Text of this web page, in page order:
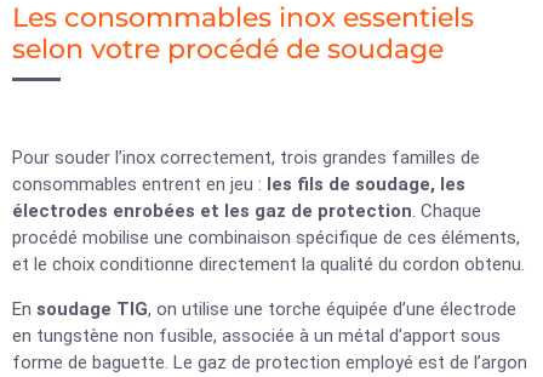
Les consommables inox essentiels
selon votre procédé de soudage
Pour souder l’inox correctement, trois grandes familles de
consommables entrent en jeu : les fils de soudage, les
électrodes enrobées et les gaz de protection. Chaque
procédé mobilise une combinaison spécifique de ces éléments,
et le choix conditionne directement la qualité du cordon obtenu.
En soudage TIG, on utilise une torche équipée d’une électrode
en tungstène non fusible, associée à un métal d’apport sous
forme de baguette. Le gaz de protection employé est de l’argon